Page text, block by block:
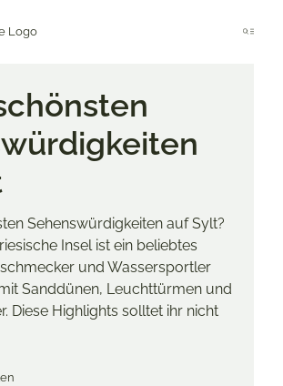
Menu
Sehenswürdigkeiten auf Sylt?
Insel ist ein beliebtes
und Wassersportler
Sanddünen, Leuchttürmen und
Diese Highlights solltet ihr nicht